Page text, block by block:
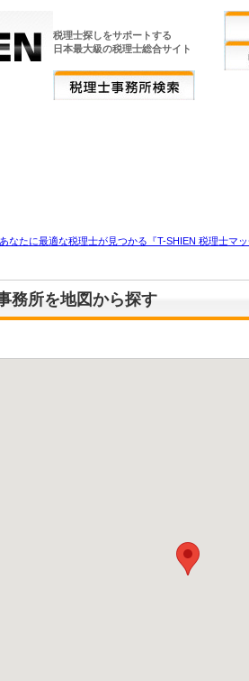
税理士探しをサポートする
日本最大級の税理士総合サイト
なたに最適な税理士が見つかる『T-SHIEN 税理士マ
務所を地図から探す